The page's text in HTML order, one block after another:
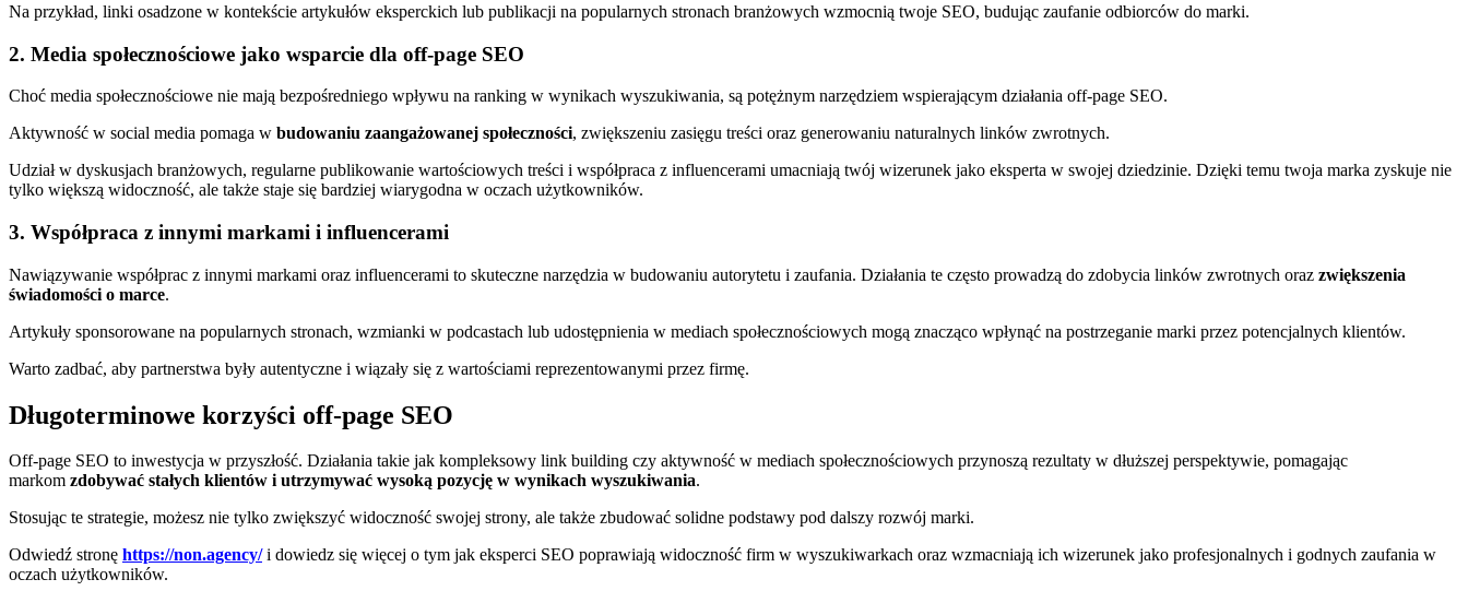
Na przykład, linki osadzone w kontekście artykułów eksperckich lub publikacji na popularnych stronach branżowych wzmocnią twoje SEO, budując zaufanie odbiorców do marki.
2. Media społecznościowe jako wsparcie dla off-page SEO
Choć media społecznościowe nie mają bezpośredniego wpływu na ranking w wynikach wyszukiwania, są potężnym narzędziem wspierającym działania off-page SEO.
Aktywność w social media pomaga w budowaniu zaangażowanej społeczności, zwiększeniu zasięgu treści oraz generowaniu naturalnych linków zwrotnych.
Udział w dyskusjach branżowych, regularne publikowanie wartościowych treści i współpraca z influencerami umacniają twój wizerunek jako eksperta w swojej dziedzinie. Dzięki temu twoja marka zyskuje nie
tylko większą widoczność, ale także staje się bardziej wiarygodna w oczach użytkowników.
3. Współpraca z innymi markami i influencerami
Nawiązywanie współprac z innymi markami oraz influencerami to skuteczne narzędzia w budowaniu autorytetu i zaufania. Działania te często prowadzą do zdobycia linków zwrotnych oraz zwiększenia
świadomości o marce.
Artykuły sponsorowane na popularnych stronach, wzmianki w podcastach lub udostępnienia w mediach społecznościowych mogą znacząco wpłynąć na postrzeganie marki przez potencjalnych klientów.
Warto zadbać, aby partnerstwa były autentyczne i wiązały się z wartościami reprezentowanymi przez firmę.
Długoterminowe korzyści off-page SEO
Off-page SEO to inwestycja w przyszłość. Działania takie jak kompleksowy link building czy aktywność w mediach społecznościowych przynoszą rezultaty w dłuższej perspektywie, pomagając
markom zdobywać stałych klientów i utrzymywać wysoką pozycję w wynikach wyszukiwania.
Stosując te strategie, możesz nie tylko zwiększyć widoczność swojej strony, ale także zbudować solidne podstawy pod dalszy rozwój marki.
Odwiedź stronę https://non.agency/ i dowiedz się więcej o tym jak eksperci SEO poprawiają widoczność firm w wyszukiwarkach oraz wzmacniają ich wizerunek jako profesjonalnych i godnych zaufania w
oczach użytkowników.